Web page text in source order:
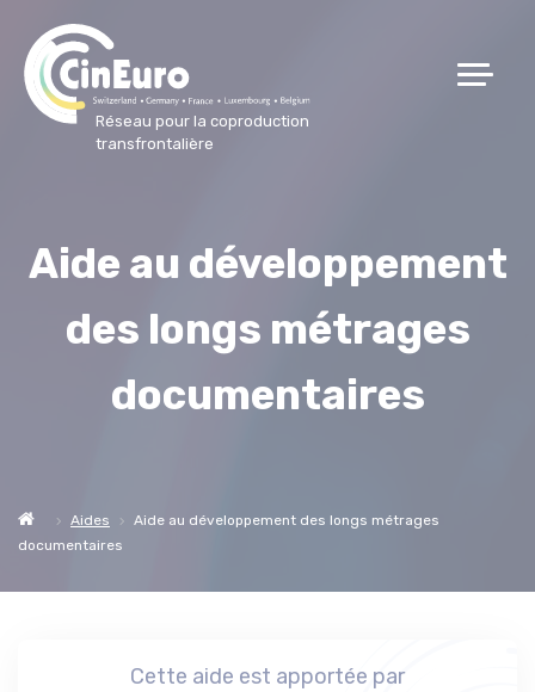
Réseau pour la coproduction
transfrontalière
Aide au développement
des longs métrages
documentaires
Aides
Aide au développement des longs métrages
documentaires
Cette aide est apportée par